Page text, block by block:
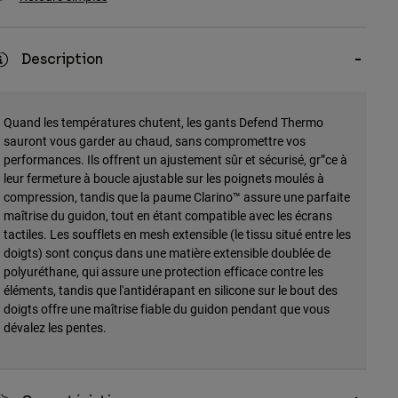
Description
Quand les températures chutent, les gants Defend Thermo
sauront vous garder au chaud, sans compromettre vos
performances. Ils offrent un ajustement sûr et sécurisé, gr”ce à
leur fermeture à boucle ajustable sur les poignets moulés à
compression, tandis que la paume Clarino™ assure une parfaite
maîtrise du guidon, tout en étant compatible avec les écrans
tactiles. Les soufflets en mesh extensible (le tissu situé entre les
doigts) sont conçus dans une matière extensible doublée de
polyuréthane, qui assure une protection efficace contre les
éléments, tandis que l'antidérapant en silicone sur le bout des
doigts offre une maîtrise fiable du guidon pendant que vous
dévalez les pentes.